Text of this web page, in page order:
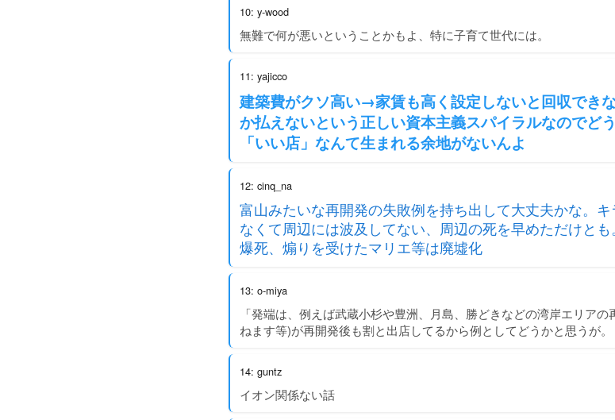
10: y-wood
無難で何が悪いということかもよ、特に子育て世代には。
11: yajicco
建築費がクソ高い→家賃も高く設定しないと回収でき
か払えないという正しい資本主義スパイラルなのでど
「いい店」なんて生まれる余地がないんよ
12: cinq_na
富山みたいな再開発の失敗例を持ち出して大丈夫かな。
なくて周辺には波及してない、周辺の死を早めただけと
爆死、煽りを受けたマリエ等は廃墟化
13: o-miya
「発端は、例えば武蔵小杉や豊洲、月島、勝どきなどの湾岸エリア
ねます等)が再開発後も割と出店してるから例としてどうかと思うが。
14: guntz
イオン関係ない話